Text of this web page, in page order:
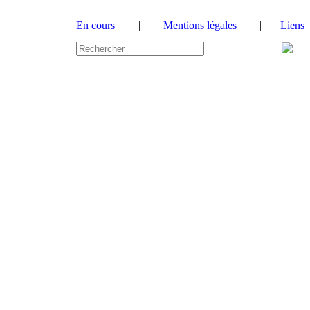
En cours | Mentions légales | Liens